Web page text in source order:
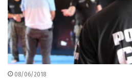
08/06/2018